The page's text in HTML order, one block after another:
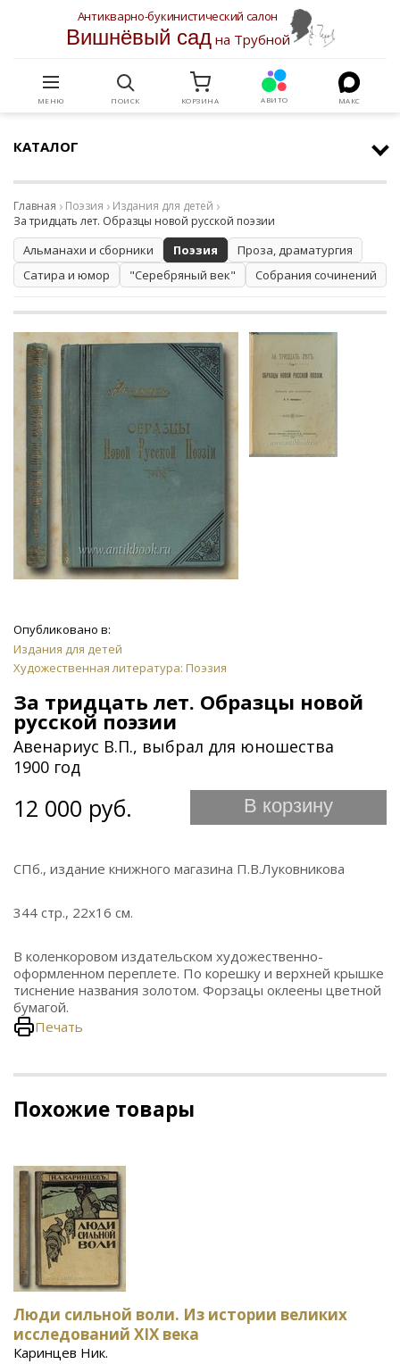
Антикварно-букинистический салон
Вишнёвый садна Трубной
МЕНЮ ПОИСК КОРЗИНА АВИТО МАКС
КАТАЛОГ
Главная Поэзия
Издания для детей
За тридцать лет. Образцы новой русской поэзии
Альманахи и сборники Поэзия
Проза, драматургия
Сатира и юмор
"Серебряный век" Собрания сочинений
Опубликовано в:
Издания для детей
Художественная литература: Поэзия
За тридцать лет. Образцы новой
русской поэзии
Авенариус В.П., выбрал для юношества
1900 год
12 000 руб. В корзину
СПб., издание книжного магазина П.В.Луковникова
344 стр., 22х16 см.
В коленкоровом издательском художественно-
оформленном переплете. По корешку и верхней крышке
тиснение названия золотом. Форзацы оклеены цветной
бумагой.
Печать
Похожие товары
Люди сильной воли. Из истории великих
исследований XIX века
Каринцев Ник.